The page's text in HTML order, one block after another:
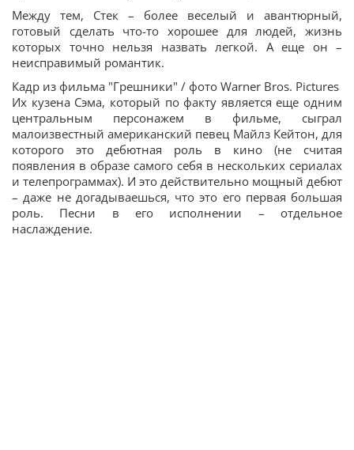
Между тем, Стек – более веселый и авантюрный,
готовый сделать что-то хорошее для людей, жизнь
которых точно нельзя назвать легкой. А еще он –
неисправимый романтик.
Кадр из фильма "Грешники" / фото Warner Bros. Pictures
Их кузена Сэма, который по факту является еще одним
центральным персонажем в фильме, сыграл
малоизвестный американский певец Майлз Кейтон, для
которого это дебютная роль в кино (не считая
появления в образе самого себя в нескольких сериалах
и телепрограммах). И это действительно мощный дебют
– даже не догадываешься, что это его первая большая
роль. Песни в его исполнении – отдельное
наслаждение.